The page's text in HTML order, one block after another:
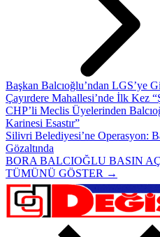
Başkan Balcıoğlu’ndan LGS’ye
Çayırdere Mahallesi’nde İlk Kez
CHP’li Meclis Üyelerinden
Karinesi Esastır”
Silivri Belediyesi’ne Operasyon:
Gözaltında
BORA BALCIOĞLU BASIN
TÜMÜNÜ GÖSTER →